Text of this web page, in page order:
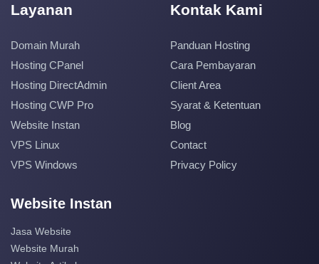
Layanan
Domain Murah
Hosting CPanel
Hosting DirectAdmin
Hosting CWP Pro
Website Instan
VPS Linux
VPS Windows
Kontak Kami
Panduan Hosting
Cara Pembayaran
Client Area
Syarat & Ketentuan
Blog
Contact
Privacy Policy
Website Instan
Jasa Website
Website Murah